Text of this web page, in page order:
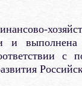
и
с